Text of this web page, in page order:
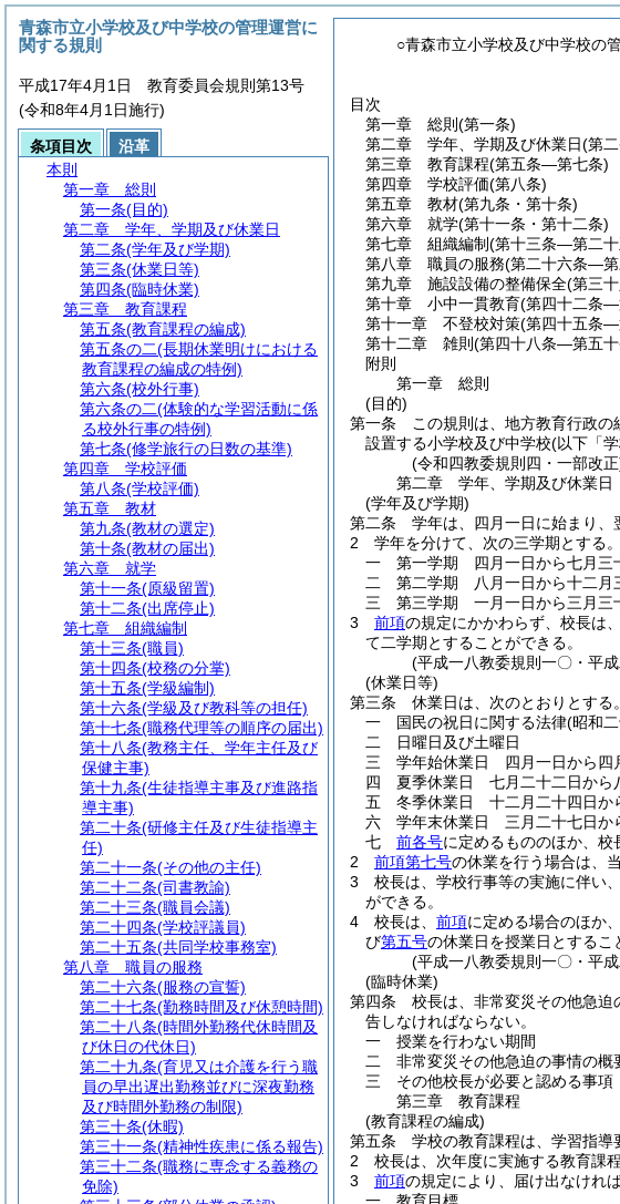
○青森市立小学校及び中学校の
目次
第一章
総則 (第一条)
第二章
学年、学期及び休業日(第
第三章
教育課程(第五条―第七条)
第四章
学校評価(第八条)
第五章
教材(第九条・第十条)
第六章
就学(第十一条・第十二条)
第七章
組織編制(第十三条―第二
第八章
職員の服務(第二十六条―第
第九章
施設設備の整備保全(第三
第十章
小中一貫教育(第四十二条―
第十一章
不登校対策(第四十五条―
第十二章
雑則 (第四十八条―第五
附則
第一章
総則
(目的)
第一条
この規則は、地方教育行政
設置する小学校及び中学校(以下「
(令和四教委規則四・一部改
第二章
学年、学期及び休業日
(学年及び学期)
第二条
学年は、四月一日に始まり、
2
学年を分けて、次の三学期とする。
一
第一学期 四月一日から七月三
二
第二学期 八月一日から十二月
三
第三学期 一月一日から三月三
3
前項の規定にかかわらず、校長は
て二学期とすることができる。
(平成一八教委規則一〇・平
(休業日等)
第三条
休業日は、次のとおりとする。
一
国民の祝日に関する法律(昭和
二
日曜日及び土曜日
三
学年始休業日 四月一日から四
四
夏季休業日 七月二十二日から
五
冬季休業日 十二月二十四日か
六
学年末休業日 三月二十七日か
七
前各号に定めるもののほか、
2
前項第七号の休業を行う場合は、
3
校長は、学校行事等の実施に伴い
ができる。
4
校長は、 前項に定める場合のほか
び第五号の休業日を授業日とするこ
(平成一八教委規則一〇・平
(臨時休業)
第四条
校長は、非常変災その他急迫
告しなければならない。
一
授業を行わない期間
二
非常変災その他急迫の事情の概
三
その他校長が必要と認める事項
第三章
教育課程
(教育課程の編成)
第五条
学校の教育課程は、学習指導
2
校長は、次年度に実施する教育課
3
前項の規定により、届け出なけれ
青森市立小学校及び中学校の管理運営に
関する規則
平成17年4月1日 教育委員会規則第13号
(令和8年4月1日施行)
条項目次
沿革
本則
第一章
総則
第一条(目的)
第二章
学年、学期及び休業日
第二条(学年及び学期)
第三条(休業日等)
第四条(臨時休業)
第三章
教育課程
第五条(教育課程の編成)
第五条の二(長期休業明けにおける
教育課程の編成の特例)
第六条(校外行事)
第六条の二(体験的な学習活動に係
る校外行事の特例)
第七条(修学旅行の日数の基準)
第四章
学校評価
第八条(学校評価)
第五章
教材
第九条(教材の選定)
第十条(教材の届出)
第六章
就学
第十一条(原級留置)
第十二条(出席停止)
第七章
組織編制
第十三条(職員)
第十四条(校務の分掌)
第十五条(学級編制)
第十六条(学級及び教科等の担任)
第十七条(職務代理等の順序の届出)
第十八条(教務主任、学年主任及び
保健主事)
第十九条(生徒指導主事及び進路指
導主事)
第二十条(研修主任及び生徒指導主
任)
第二十一条(その他の主任)
第二十二条(司書教諭)
第二十三条(職員会議)
第二十四条(学校評議員)
第二十五条(共同学校事務室)
第八章
職員の服務
第二十六条(服務の宣誓)
第二十七条(勤務時間及び休憩時間)
第二十八条(時間外勤務代休時間及
び休日の代休日)
第二十九条(育児又は介護を行う職
員の早出遅出勤務並びに深夜勤務
及び時間外勤務の制限)
第三十条(休暇)
第三十一条(精神性疾患に係る報告)
第三十二条(職務に専念する義務の
免除)